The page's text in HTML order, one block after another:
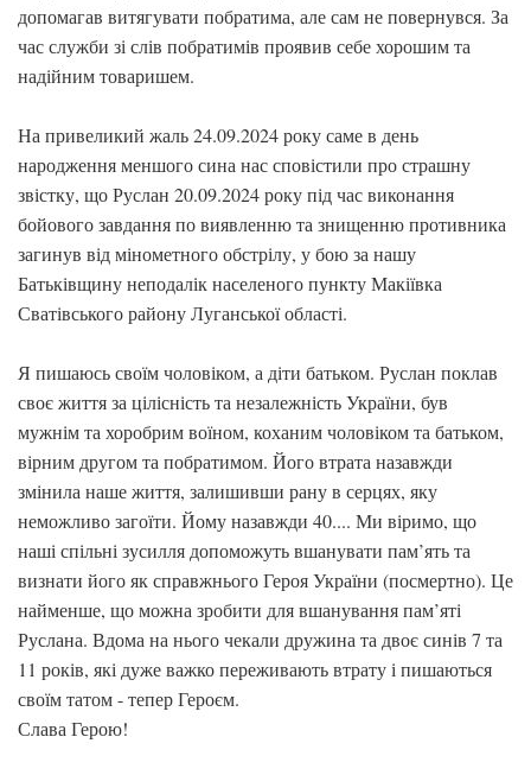
допомагав витягувати побратима, але сам не повернувся. За
час служби зі слів побратимів проявив себе хорошим та
надійним товаришем.
На привеликий жаль 24.09.2024 року саме в день
народження меншого сина нас сповістили про страшну
звістку, що Руслан 20.09.2024 року під час виконання
бойового завдання по виявленню та знищенню противника
загинув від мінометного обстрілу, у бою за нашу
Батьківщину неподалік населеного пункту Макіївка
Сватівського району Луганської області.
Я пишаюсь своїм чоловіком, а діти батьком. Руслан поклав
своє життя за цілісність та незалежність України, був
мужнім та хоробрим воїном, коханим чоловіком та батьком,
вірним другом та побратимом. Його втрата назавжди
змінила наше життя, залишивши рану в серцях, яку
неможливо загоїти. Йому назавжди 40.... Ми віримо, що
наші спільні зусилля допоможуть вшанувати пам’ять та
визнати його як справжнього Героя України (посмертно). Це
найменше, що можна зробити для вшанування пам’яті
Руслана. Вдома на нього чекали дружина та двоє синів 7 та
11 років, які дуже важко переживають втрату і пишаються
своїм татом - тепер Героєм.
Слава Герою!